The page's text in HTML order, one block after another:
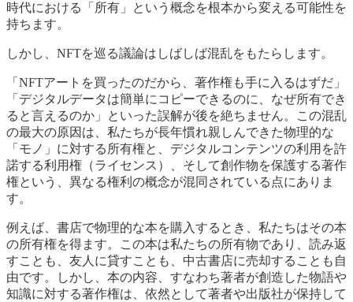
時代における「所有」という概念を根本から変える可能性を
持ちます。
しかし、NFTを巡る議論はしばしば混乱をもたらします。
「NFTアートを買ったのだから、著作権も手に入るはずだ」
「デジタルデータは簡単にコピーできるのに、なぜ所有でき
ると言えるのか」といった誤解が後を絶ちません。この混乱
の最大の原因は、私たちが長年慣れ親しんできた物理的な
「モノ」に対する所有権と、デジタルコンテンツの利用を許
諾する利用権（ライセンス）、そして創作物を保護する著作
権という、異なる権利の概念が混同されている点にありま
す。
例えば、書店で物理的な本を購入するとき、私たちはその本
の所有権を得ます。この本は私たちの所有物であり、読み返
すことも、友人に貸すことも、中古書店に売却することも自
由です。しかし、本の内容、すなわち著者が創造した物語や
知識に対する著作権は、依然として著者や出版社が保持して